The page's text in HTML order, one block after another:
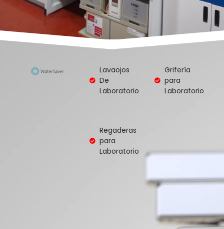
Lavaojos
De
Laboratorio
Regaderas
para
Laboratorio
Grifería
para
Laboratorio